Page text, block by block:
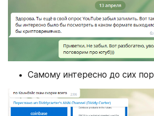
Самому интересно до сих пор